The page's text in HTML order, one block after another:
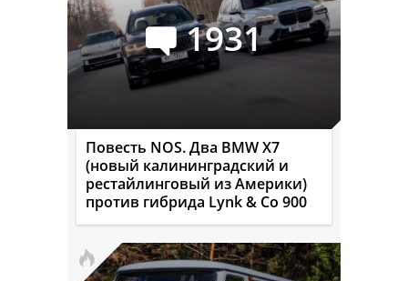
1931
Повесть NOS. Два BMW X7
(новый калининградский и
рестайлинговый из Америки)
против гибрида Lynk & Co 900